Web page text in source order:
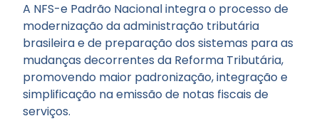
A NFS-e Padrão Nacional integra o processo de
modernização da administração tributária
brasileira e de preparação dos sistemas para as
mudanças decorrentes da Reforma Tributária,
promovendo maior padronização, integração e
simplificação na emissão de notas fiscais de
serviços.